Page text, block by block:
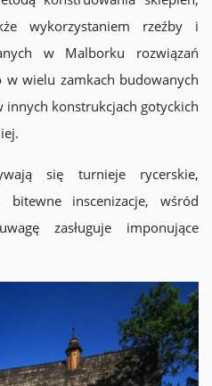
wykorzystaniem rzeźby i
w Malborku rozwiązań
wielu zamkach budowanych
innych konstrukcjach gotyckich
się turnieje rycerskie,
bitewne inscenizacje, wśród
zasługuje imponujące